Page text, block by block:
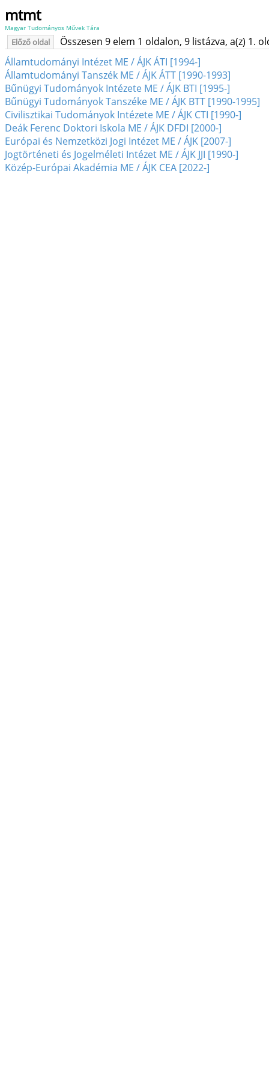
mtmt
Magyar Tudományos Művek Tára
Előző oldal
Összesen 9 elem 1 oldalon, 9 listázva, a(z) 1.
Államtudományi Intézet ME / ÁJK ÁTI [1994-]
Államtudományi Tanszék ME / ÁJK ÁTT [1990-1993]
Bűnügyi Tudományok Intézete ME / ÁJK BTI [1995-]
Bűnügyi Tudományok Tanszéke ME / ÁJK BTT [1990-1995]
Civilisztikai Tudományok Intézete ME / ÁJK CTI [1990-]
Deák Ferenc Doktori Iskola ME / ÁJK DFDI [2000-]
Európai és Nemzetközi Jogi Intézet ME / ÁJK [2007-]
Jogtörténeti és Jogelméleti Intézet ME / ÁJK JJI [1990-]
Közép-Európai Akadémia ME / ÁJK CEA [2022-]